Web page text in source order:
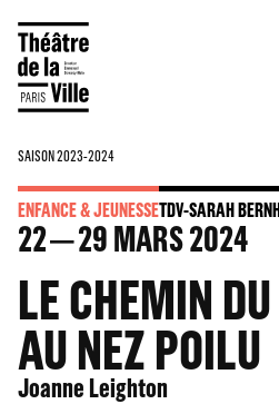
SAISON 2023-2024
ENFANCE & JEUNESSETDV-SARAH
22 29MARS 2024
LE CHEMIN
AU NEZ POILU
Joanne Leighton